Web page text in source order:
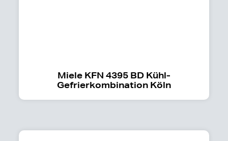
Miele KFN 4395 BD Kühl-
Gefrierkombination Köln